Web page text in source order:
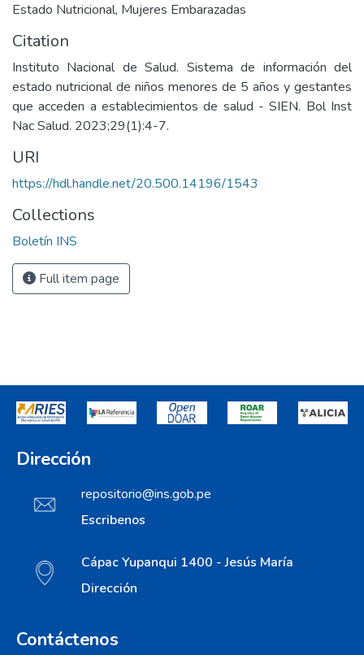
Estado Nutricional, Mujeres Embarazadas
Citation
Instituto Nacional de Salud. Sistema de información del
estado nutricional de niños menores de 5 años y gestantes
que acceden a establecimientos de salud - SIEN. Bol Inst
Nac Salud. 2023;29(1):4-7.
URI
https://hdl.handle.net/20.500.14196/1543
Collections
Boletín INS
Full item page
Dirección
repositorio@ins.gob.pe
Escribenos
Cápac Yupanqui 1400 - Jesús María
Dirección
Contáctenos